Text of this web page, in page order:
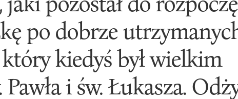
po dobrze
kiedyś był wielkim
i św. Łukasza.